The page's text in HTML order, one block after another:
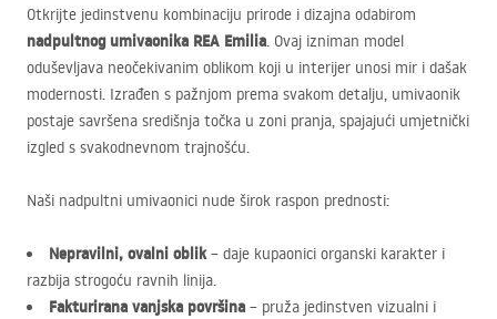
Otkrijte jedinstvenu kombinaciju prirode i dizajna odabirom
nadpultnog umivaonika REA Emilia. Ovaj izniman model
oduševljava neočekivanim oblikom koji u interijer unosi mir i dašak
modernosti. Izrađen s pažnjom prema svakom detalju, umivaonik
postaje savršena središnja točka u zoni pranja, spajajući umjetnički
izgled s svakodnevnom trajnošću.
Naši nadpultni umivaonici nude širok raspon prednosti:
Nepravilni, ovalni oblik– daje kupaonici organski karakter i
razbija strogoću ravnih linija.
Fakturirana vanjska površina – pruža jedinstven vizualni i